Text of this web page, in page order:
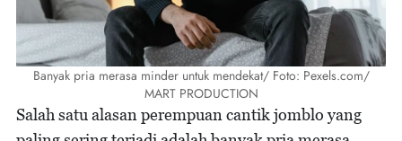
Banyak pria merasa minder untuk mendekat/ Foto: Pexels.com/
MART PRODUCTION
Salah satu alasan perempuan cantik jomblo yang